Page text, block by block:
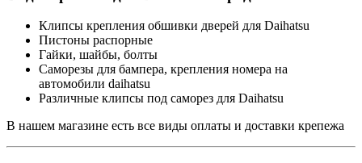
Клипсы крепления обшивки дверей для Daihatsu
Пистоны распорные
Гайки, шайбы, болты
Саморезы для бампера, крепления номера на
автомобили daihatsu
Различные клипсы под саморез для Daihatsu
В нашем магазине есть все виды оплаты и доставки крепежа